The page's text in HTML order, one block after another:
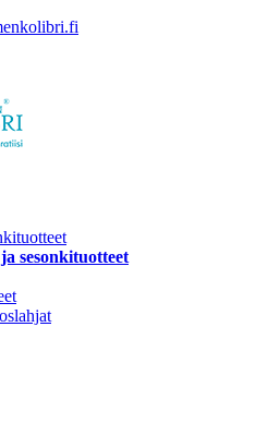
sesonkituotteet